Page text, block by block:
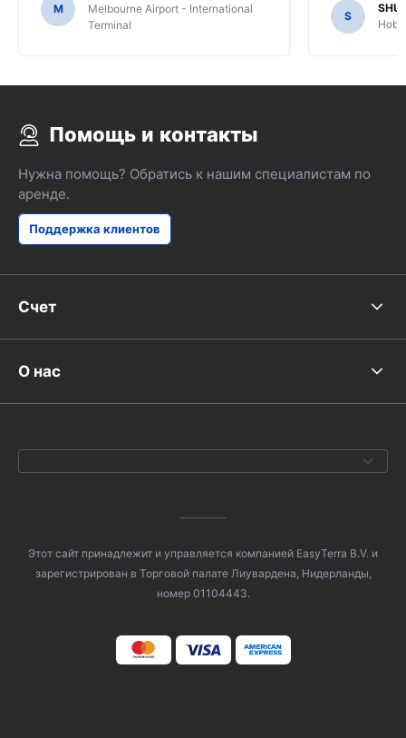
M
Melbourne Airport - International
Terminal
S
Помощь и контакты
Нужна помощь? Обратись к нашим специалистам по
аренде.
Поддержка клиентов
Счет
О нас
Этот сайт принадлежит и управляется компанией EasyTerra B.V. и
зарегистрирован в Торговой палате Лиувардена, Нидерланды,
номер 01104443.